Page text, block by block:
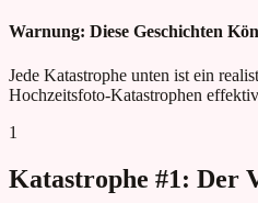
Warnung: Diese Geschichten
Jede Katastrophe unten ist ein
Hochzeitsfoto-Katastrophen
1
Katastrophe #1: Der